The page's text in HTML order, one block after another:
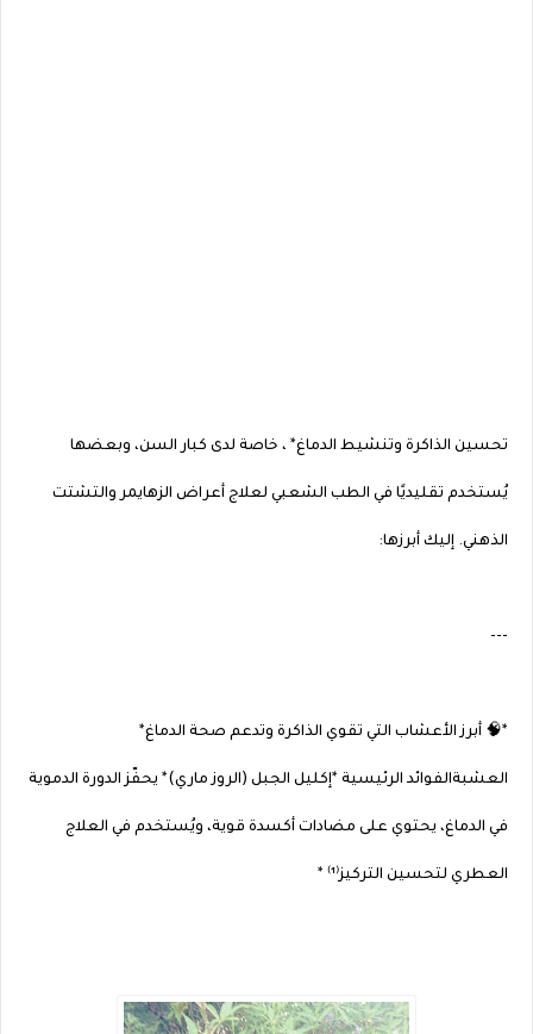
تحسين الذاكرة وتنشيط الدماغ* ، خاصة لدى كبار السن، وبعضها
يُستخدم تقليديًا في الطب الشعبي لعلاج أعراض الزهايمر والتشتت
الذهني. إليك أبرزها:
---
*🧠 أبرز الأعشاب التي تقوي الذاكرة وتدعم صحة الدماغ*
العشبةالفوائد الرئيسية *إكليل الجبل (الروز ماري)* يحفّز الدورة الدموية
في الدماغ، يحتوي على مضادات أكسدة قوية، ويُستخدم في العلاج
العطري لتحسين التركيز⁽¹⁾ *